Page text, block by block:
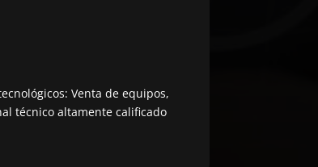
Venta de equipos,
técnico altamente calificado